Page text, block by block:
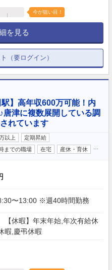
今が狙い目！
を見る
（要ログイン）
】高年収600万可能！内
津に複数展開している調
れています
以上
定期昇給
までの職場 在宅 産休・育休
〜13:00 ※週40時間勤務
休暇】年末年始,年次有給休
暇,慶弔休暇